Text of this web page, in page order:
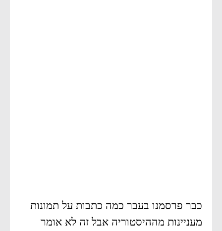
כבר פרסמנו בעבר כמה כתבות על תמונות
מעניינות מההיסטוריה אבל זה לא אומר